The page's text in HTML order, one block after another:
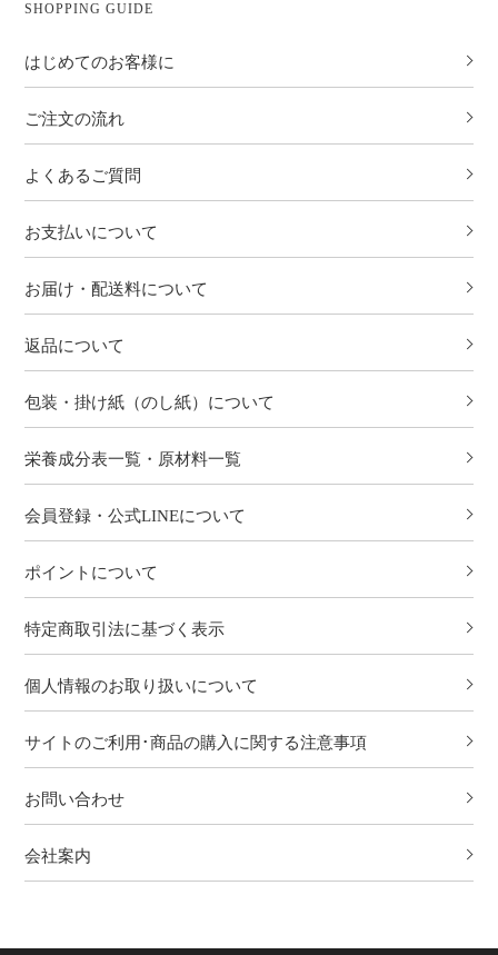
SHOPPING GUIDE
はじめてのお客様に
ご注文の流れ
よくあるご質問
お支払いについて
お届け・配送料について
返品について
包装・掛け紙（のし紙）について
栄養成分表一覧・原材料一覧
会員登録・公式LINEについて
ポイントについて
特定商取引法に基づく表示
個人情報のお取り扱いについて
サイトのご利用･商品の購入に関する注意事項
お問い合わせ
会社案内